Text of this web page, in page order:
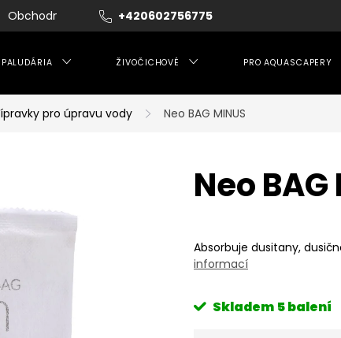
+420602756775
Obchodní podmínky Moje objednávka
ŽIVOČICHOVÉ PRO AQUASCAPERY
pro úpravu vody Neo BAG MINUS
Neo BAG
Absorbuje dusitany,
informací
Skladem 5 balení